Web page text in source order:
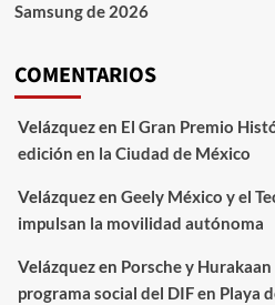
Samsung de 2026
COMENTARIOS
Velázquezen El Gran Premio
edición en la Ciudad de México
Velázquezen Geely México y el
impulsan la movilidad autónoma
Velázquezen Porsche y
programa social del DIF en Playa